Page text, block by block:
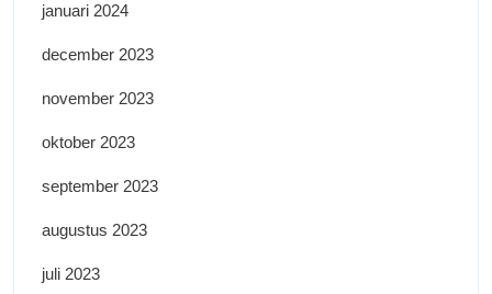
januari 2024
december 2023
november 2023
oktober 2023
september 2023
augustus 2023
juli 2023